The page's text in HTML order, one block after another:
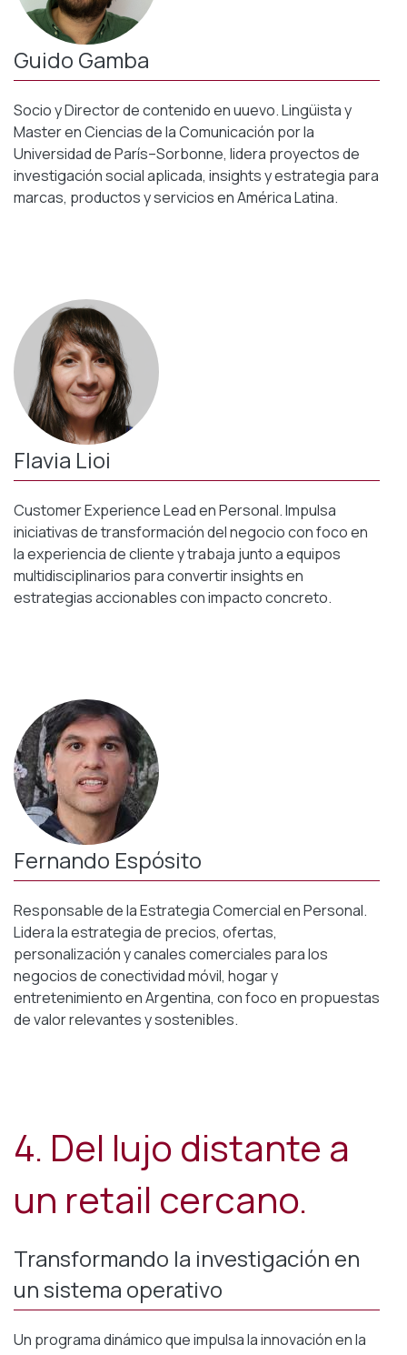
Guido Gamba
Socio y Director de contenido en uuevo. Lingüista y
Master en Ciencias de la Comunicación por la
Universidad de París–Sorbonne, lidera proyectos de
investigación social aplicada, insights y estrategia para
marcas, productos y servicios en América Latina.
Flavia Lioi
Customer Experience Lead en Personal. Impulsa
iniciativas de transformación del negocio con foco en
la experiencia de cliente y trabaja junto a equipos
multidisciplinarios para convertir insights en
estrategias accionables con impacto concreto.
Fernando Espósito
Responsable de la Estrategia Comercial en Personal.
Lidera la estrategia de precios, ofertas,
personalización y canales comerciales para los
negocios de conectividad móvil, hogar y
entretenimiento en Argentina, con foco en propuestas
de valor relevantes y sostenibles.
4. Del lujo distante a
un retail cercano.
Transformando la investigación en
un sistema operativo
Un programa dinámico que impulsa la innovación en la